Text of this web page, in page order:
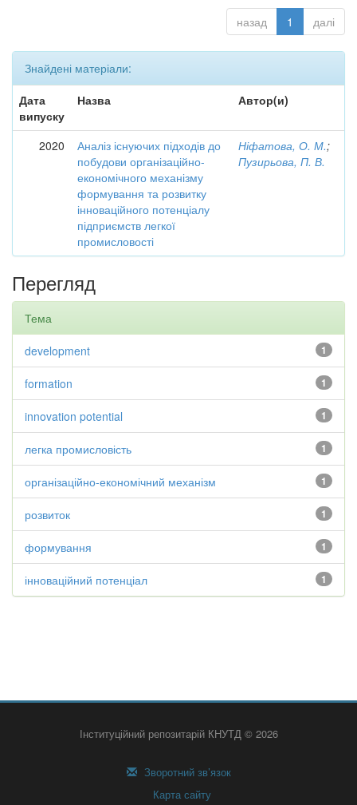
назад 1 далі
Знайдені матеріали:
Дата
випуску
Назва Автор(и)
2020
Аналіз існуючих підходів до
побудови організаційно-
економічного механізму
формування та розвитку
інноваційного потенціалу
підприємств легкої
промисловості
Ніфатова, О. М.;
Пузирьова, П. В.
Перегляд
Тема
1
development
1
formation
1
innovation potential
1
легка промисловість
1
організаційно-економічний механізм
1
розвиток
1
формування
1
інноваційний потенціал
Інституційний репозитарій КНУТД © 2026
Зворотний зв’язок
Карта сайту